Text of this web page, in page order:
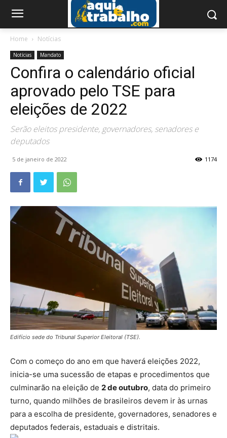
Home Notícias
Notícias Mandato
Confira o calendário oficial
aprovado pelo TSE para
eleições de 2022
Serão eleitos presidente, governadores, senadores e
deputados
5 de janeiro de 2022 1174
Edifício sede do Tribunal Superior Eleitoral (TSE).
Com o começo do ano em que haverá eleições 2022,
inicia-se uma sucessão de etapas e procedimentos que
culminarão na eleição de 2 de outubro, data do primeiro
turno, quando milhões de brasileiros devem ir às urnas
para a escolha de presidente, governadores, senadores e
deputados federais, estaduais e distritais.